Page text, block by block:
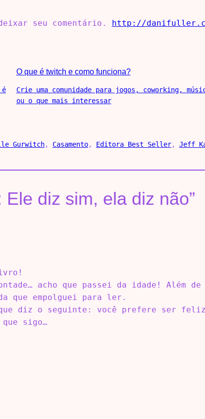
seu comentário. http://
é
O que é twitch e como funciona?
Crie uma comunidade para jogos, coworking,
ou o que mais interessar
Gurwitch, Casamento, Editora Best Seller, Jeff
diz sim, ela diz não”
acho que passei da idade! Além
que empolguei para ler.
diz o seguinte: você prefere ser
sigo…